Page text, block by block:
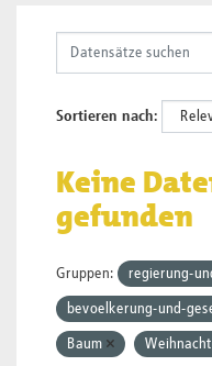
Sortieren nach
Keine
gefunden
Gruppen: regierung-
bevoelkerung-und-
Baum